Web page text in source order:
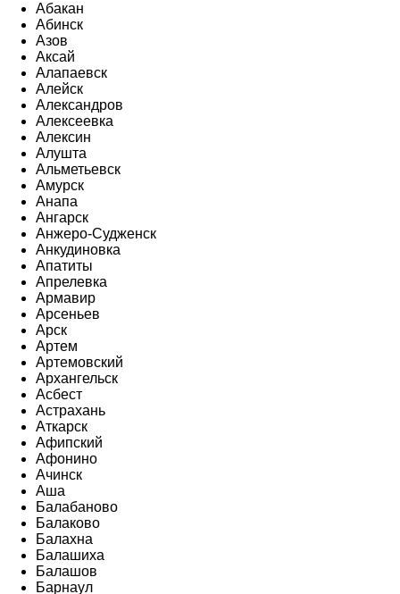
Абакан
Абинск
Азов
Аксай
Алапаевск
Алейск
Александров
Алексеевка
Алексин
Алушта
Альметьевск
Амурск
Анапа
Ангарск
Анжеро-Судженск
Анкудиновка
Апатиты
Апрелевка
Армавир
Арсеньев
Арск
Артем
Артемовский
Архангельск
Асбест
Астрахань
Аткарск
Афипский
Афонино
Ачинск
Аша
Балабаново
Балаково
Балахна
Балашиха
Балашов
Барнаул